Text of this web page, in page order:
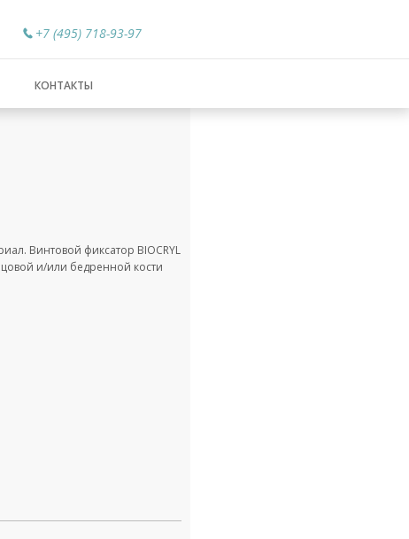
+7 (495) 718-93-97
КОНТАКТЫ
Винтовой фиксатор BIOCRYL
и/или бедренной кости